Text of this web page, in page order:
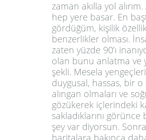
zaman akılla yol
hep yere basar. En
gördüğüm, kişilik
benzerlikler olması.
zaten yüzde 90’ı
olan bunu anlatma ve
şekli. Mesela
duygusal, hassas, bir
alıngan olmaları ve
gözükerek içlerindeki
sakladıklarını
şey var diyorsun. Sonra